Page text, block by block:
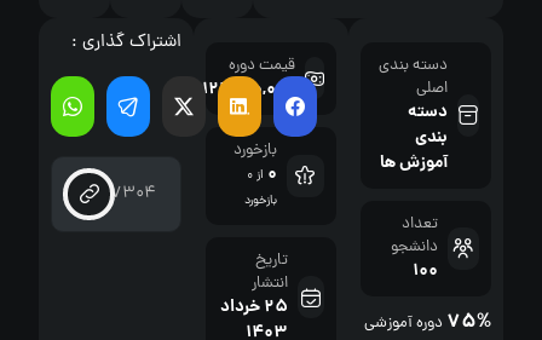
دسته بندی
دسته
آموزش ها
دانشجو
75%دوره آموزشی
قیمت دوره
122,000,000
بازخورد
0
از 0
انتشار
25 خرداد
اشتراک گذاری :